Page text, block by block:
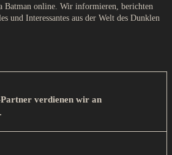
Batman online. Wir informieren, berichten
und Interessantes aus der Welt des Dunklen
verdienen wir an